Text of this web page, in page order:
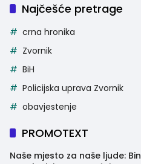
Najčešće pretrage
crna hronika
Zvornik
BiH
Policijska uprava Zvornik
obavjestenje
PROMOTEXT
Naše mjesto za naše ljude: